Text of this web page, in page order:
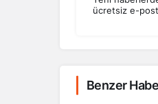
ücretsiz e-
Benzer